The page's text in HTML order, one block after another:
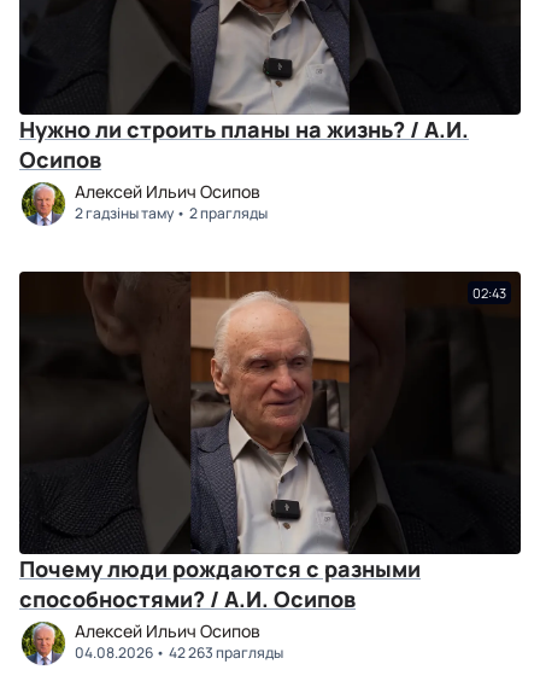
Нужно ли строить планы на жизнь? / А.И.
Осипов
Алексей Ильич Осипов
2 гадзіны таму 2 прагляды
02:43
Почему люди рождаются с разными
способностями? / А.И. Осипов
Алексей Ильич Осипов
04.08.2026 42 263 прагляды